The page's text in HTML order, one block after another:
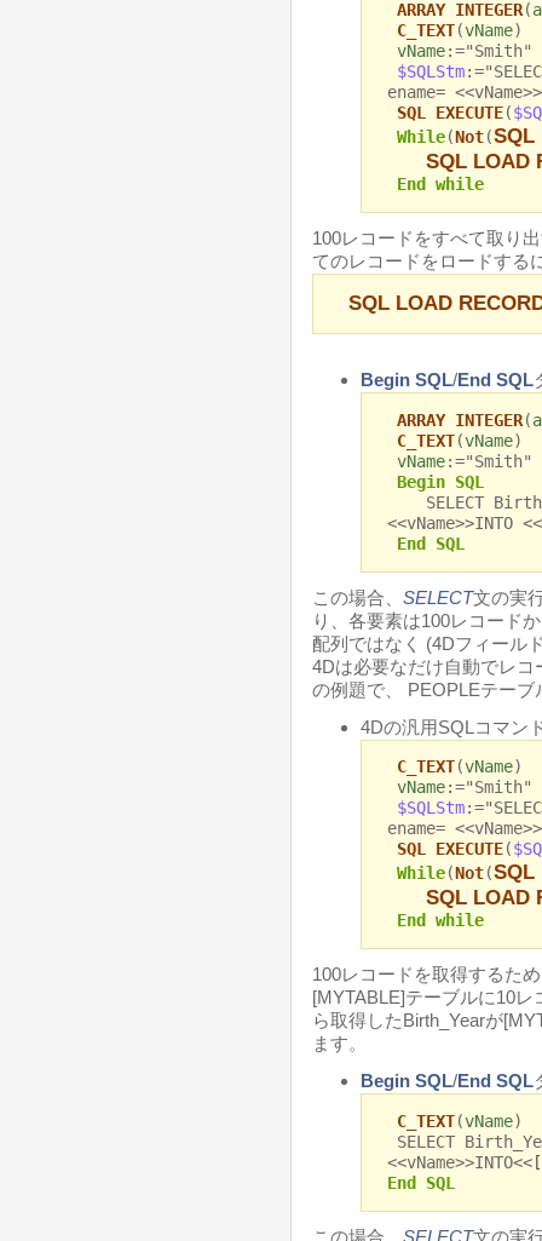
ARRAY INTEGER(
C_TEXT(vName)
vName:="Smith"
$SQLStm
ename=
SQL EXECUTE(
While(Not(SQL
SQL LOAD
End while
100レコードをすべて取り
てのレコードをロードする
SQL LOAD
Begin SQL/End SQL
ARRAY INTEGER(
C_TEXT(vName)
vName:="Smith"
Begin SQL
SELECT
<<vName>>INTO
End SQL
この場合、 SELECT文の実
り、各要素は100レコード
配列ではなく (4Dフィール
4Dは必要なだけ自動でレ
の例題で、 PEOPLEテー
4Dの汎用SQLコマン
C_TEXT(vName)
vName:="Smith"
$SQLStm
ename=
SQL EXECUTE(
While(Not(SQL
SQL LOAD
End while
100レコードを取得するた
[MYTABLE]テーブルに10
ら取得したBirth_Yearが
ます。
Begin SQL/End SQL
C_TEXT(vName)
SELECT
<<vName>>INTO<<
End SQL
この場合、 SELECT文の実